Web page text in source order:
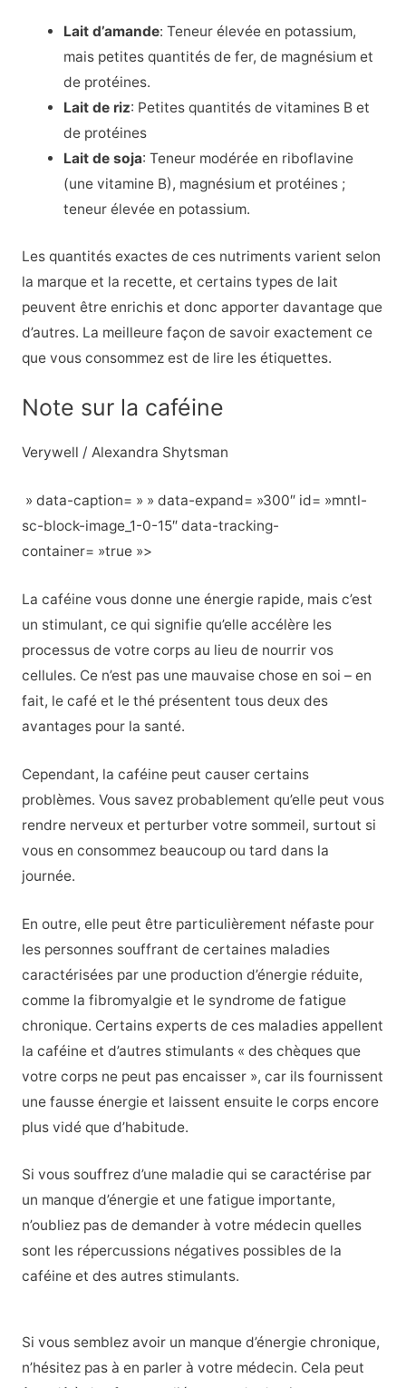
Lait d’amande: Teneur élevée en potassium,
mais petites quantités de fer, de magnésium et
de protéines.
Lait de riz: Petites quantités de vitamines B et
de protéines
Lait de soja: Teneur modérée en riboflavine
(une vitamine B), magnésium et protéines ;
teneur élevée en potassium.
Les quantités exactes de ces nutriments varient selon
la marque et la recette, et certains types de lait
peuvent être enrichis et donc apporter davantage que
d’autres. La meilleure façon de savoir exactement ce
que vous consommez est de lire les étiquettes.
Note sur la caféine
Verywell / Alexandra Shytsman
» data-caption= » » data-expand= »300″ id= »mntl-
sc-block-image_1-0-15″ data-tracking-
container= »true »>
La caféine vous donne une énergie rapide, mais c’est
un stimulant, ce qui signifie qu’elle accélère les
processus de votre corps au lieu de nourrir vos
cellules. Ce n’est pas une mauvaise chose en soi – en
fait, le café et le thé présentent tous deux des
avantages pour la santé.
Cependant, la caféine peut causer certains
problèmes. Vous savez probablement qu’elle peut vous
rendre nerveux et perturber votre sommeil, surtout si
vous en consommez beaucoup ou tard dans la
journée.
En outre, elle peut être particulièrement néfaste pour
les personnes souffrant de certaines maladies
caractérisées par une production d’énergie réduite,
comme la fibromyalgie et le syndrome de fatigue
chronique. Certains experts de ces maladies appellent
la caféine et d’autres stimulants « des chèques que
votre corps ne peut pas encaisser », car ils fournissent
une fausse énergie et laissent ensuite le corps encore
plus vidé que d’habitude.
Si vous souffrez d’une maladie qui se caractérise par
un manque d’énergie et une fatigue importante,
n’oubliez pas de demander à votre médecin quelles
sont les répercussions négatives possibles de la
caféine et des autres stimulants.
Si vous semblez avoir un manque d’énergie chronique,
n’hésitez pas à en parler à votre médecin. Cela peut